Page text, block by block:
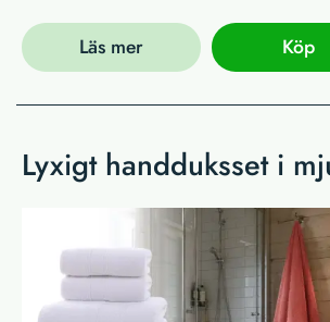
Läs mer Köp
Lyxigt handduksset i